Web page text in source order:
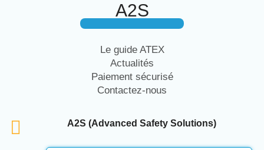
A2S
Le guide ATEX
Actualités
Paiement sécurisé
Contactez-nous
A2S (Advanced Safety Solutions)